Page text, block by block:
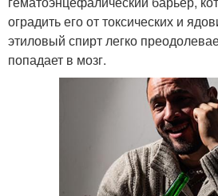
оградить его от токсических и
этиловый спирт легко
попадает в мозг.